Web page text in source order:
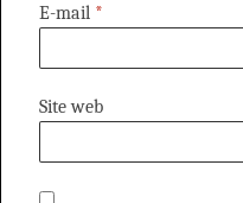
E-mail *
Site web